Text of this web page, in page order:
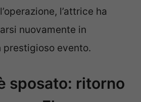
l’attrice ha
nuovamente in
prestigioso evento.
sposato: ritorno